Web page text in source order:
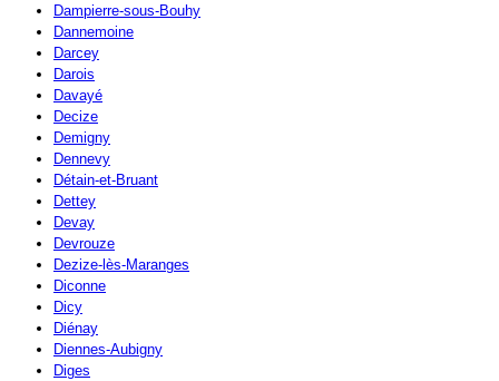
Dampierre-sous-Bouhy
Dannemoine
Darcey
Darois
Davayé
Decize
Demigny
Dennevy
Détain-et-Bruant
Dettey
Devay
Devrouze
Dezize-lès-Maranges
Diconne
Dicy
Diénay
Diennes-Aubigny
Diges